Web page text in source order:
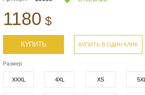
1180 $
КУПИТЬ КУПИТЬ В ОДИН КЛИК
Размер
XXXL 4XL XS 5XL